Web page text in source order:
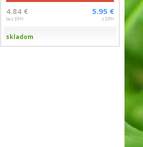
4.84 €
bez DPH
5.95 €
s DPH
skladom